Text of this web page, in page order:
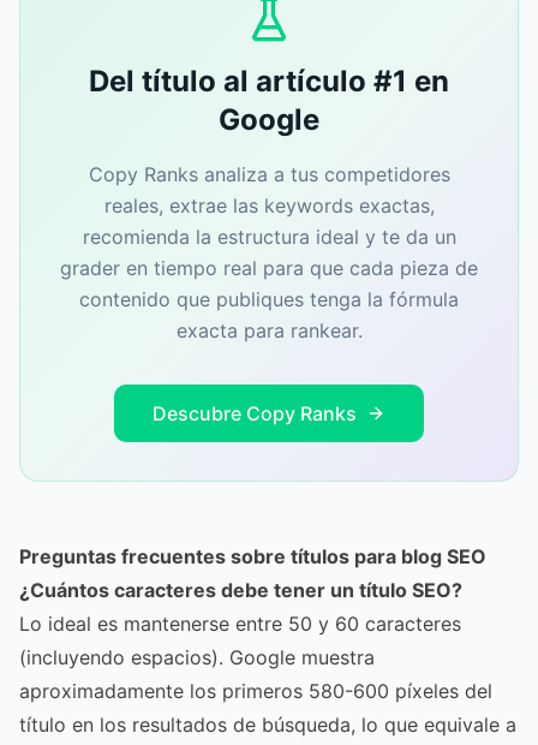
Del título al artículo #1 en
Google
Copy Ranks analiza a tus competidores
reales, extrae las keywords exactas,
recomienda la estructura ideal y te da un
grader en tiempo real para que cada pieza de
contenido que publiques tenga la fórmula
exacta para rankear.
Descubre Copy Ranks
Preguntas frecuentes sobre títulos para blog SEO
¿Cuántos caracteres debe tener un título SEO?
Lo ideal es mantenerse entre 50 y 60 caracteres
(incluyendo espacios). Google muestra
aproximadamente los primeros 580-600 píxeles del
título en los resultados de búsqueda, lo que equivale a